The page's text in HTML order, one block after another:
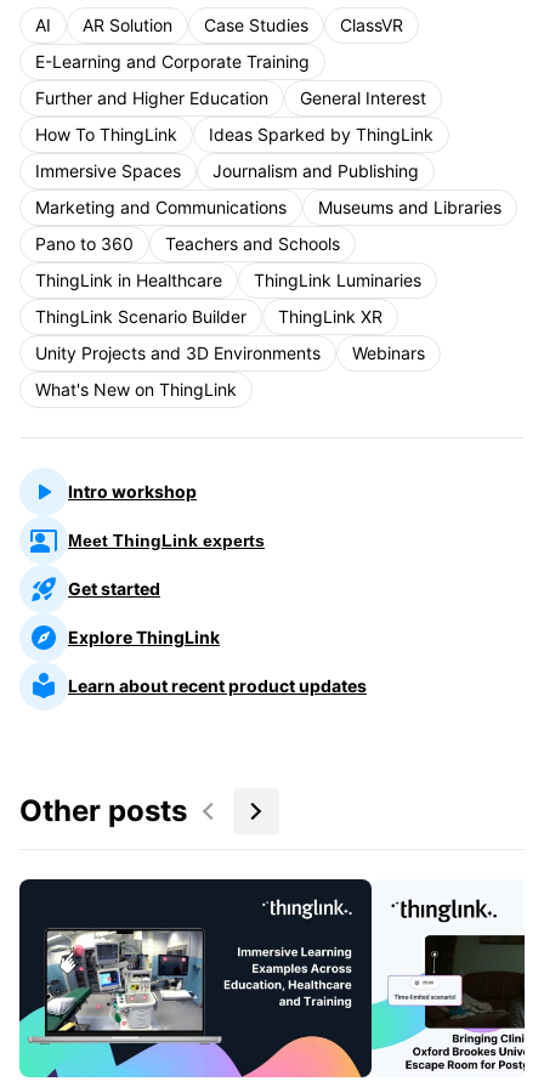
AI AR Solution Case Studies
ClassVR
E-Learning and Corporate Training
Further and Higher Education
General Interest
How To ThingLink
Ideas Sparked by ThingLink
Immersive Spaces
Journalism and Publishing
Marketing and Communications
Museums and Libraries
Pano to 360
Teachers and Schools
ThingLink in Healthcare
ThingLink Luminaries
ThingLink Scenario Builder
ThingLink XR
Unity Projects and 3D Environments
Webinars
What's New on ThingLink
Intro workshop
Meet ThingLink experts
Get started
Explore ThingLink
Learn about recent product updates
Other posts